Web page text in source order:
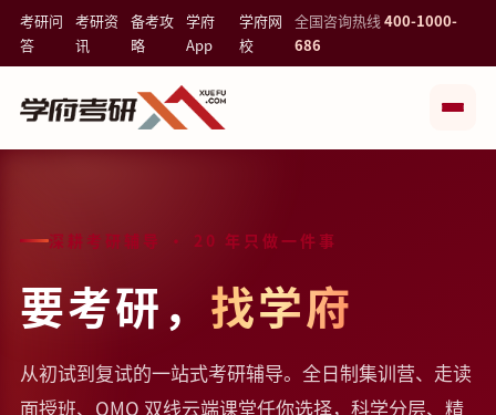
考研问
答
考研资
讯
备考攻
略
学府
App
学府网
校
全国咨询热线400-1000-
686
深耕考研辅导 · 20 年只做一件事
要考研， 找学府
从初试到复试的一站式考研辅导。全日制集训营、走读
面授班、OMO 双线云端课堂任你选择，科学分层、精